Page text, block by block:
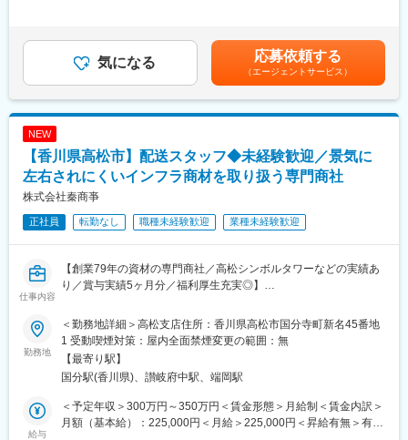
2026年度より工事事業本部を発足し、機械の提案から工事まで一
貫して対応できる体制を整えました。
これにより、より幅広いお客様のご要望に応えられるようになっ
です。
・大手メーカーとの連携による拡販拡大を支援し、拠点向けの技
術教育や組織サポートも担当するなど、幅広い業務を通して事業
全体の推進に貢献いただきます
◇取扱い商材：産業機器、DX、IoT商材
◇顧客：各種大手、中小プラント、製造業、官公庁 他
◇担当顧客数：本部の場合、担当でなく現場サポート及びメーカ
ー・商材開拓
◇アプローチ方法：訪問、WEB、展示会他
1回/週、四国外だと月1回程：度
◇出張期間：日帰りor1泊2日程度
■当社の魅力：
・年商は120億円を超え、利益も安定し、無借金経営です。
・平成23年8月に「くるみん」マークを認定取得。社員が安心し
て仕事と育児を両立できる職場環境を構築しています。
■事業の概要：
予定年収は経験・年齢・スキルなどを考慮の上で最終決定いたし
ます。■昇給：年1回（4月）3,000円～7,800円／月■賞与：年2回
（平均4.18ヶ月／年）賃金はあくまでも目安の金額であり、選考
を通じて上下する可能性があります。月給(月額)は固定手当を含め
た表記です。
気になる 応募依頼する
（エージェントサービス）
NEW
【香川県高松市】配送スタッフ◆未経験歓迎／景気に
左右されにくいインフラ商材を取り扱う専門商社
株式会社秦商亊
正社員 転勤なし 職種未経験歓迎 業種未経験歓迎
仕事内容
【創業79年の資材の専門商社／高松シンボルタワーなどの実績あ
り／賞与実績5ヶ月分／福利厚生充実◎】
■業務の流れ：
▼出社
▼品出し（倉庫内にて作業）
▼市内エリアを中心に、お客様の現場へ納品
※1日2～3回【会社⇒お客様先】の行程があります。
※1回のお届けで1～5ヶ所訪問することが多いです。
※担当エリア内での出荷指示書をもとに自分で配送ルートを考えま
す。最初のうちは先輩がサポートします。
勤務地
＜勤務地詳細＞高松支店住所：香川県高松市国分寺町新名45番地
1 受動喫煙対策：屋内全面禁煙変更の範囲：無
【最寄り駅】
国分駅(香川県)、讃岐府中駅、端岡駅
給与
＜予定年収＞300万円～350万円＜賃金形態＞月給制＜賃金内訳＞
月額（基本給）：225,000円＜月給＞225,000円＜昇給有無＞有＜